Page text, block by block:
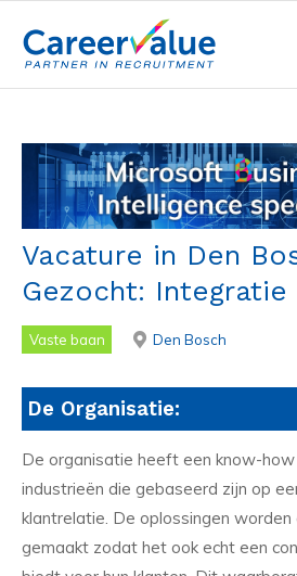
Vacature in Den
Gezocht: Integratie
Vaste baan Den Bosch
De Organisatie:
De organisatie heeft een know-how
industrieën die gebaseerd zijn op
klantrelatie. De oplossingen
gemaakt zodat het ook echt een